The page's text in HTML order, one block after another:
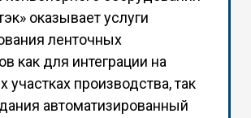
оказывает услуги
ленточных
как для интеграции на
участках производства, так
автоматизированный